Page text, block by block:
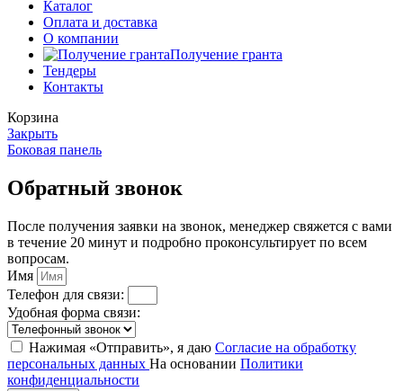
Каталог
Оплата и доставка
О компании
Получение гранта
Тендеры
Контакты
Корзина
Закрыть
Боковая панель
Обратный звонок
После получения заявки на звонок, менеджер свяжется с вами
в течение 20 минут и подробно проконсультирует по всем
вопросам.
Имя
Телефон для связи:
Удобная форма связи:
Нажимая «Отправить», я даю Согласие на обработку
персональных данных На основании Политики
конфиденциальности